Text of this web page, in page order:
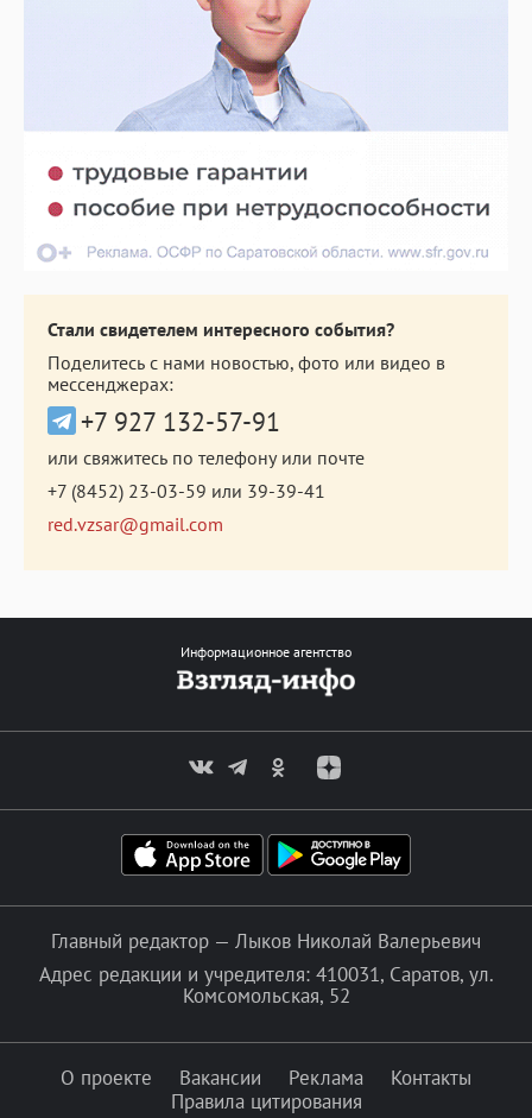
Стали свидетелем интересного события?
Поделитесь с нами новостью, фото или видео в
мессенджерах:
+7 927 132-57-91
или свяжитесь по телефону или почте
+7 (8452) 23-03-59 или 39-39-41
red.vzsar@gmail.com
Информационное агентство
Главный редактор — Лыков Николай Валерьевич
Адрес редакции и учредителя: 410031, Саратов, ул.
Комсомольская, 52
О проекте Вакансии Реклама
Контакты
Правила цитирования